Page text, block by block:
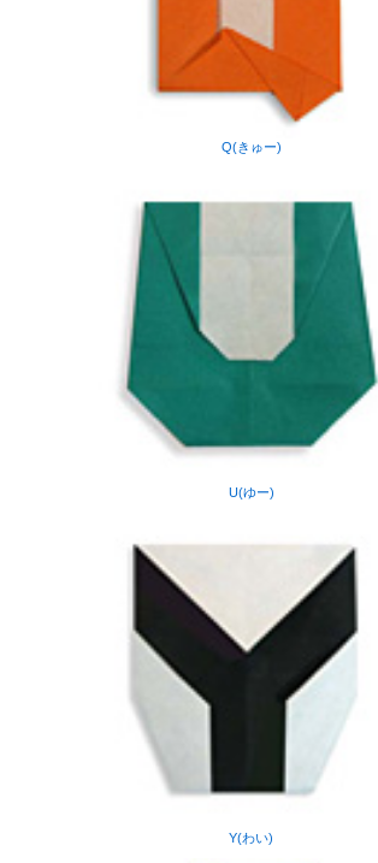
Q(きゅー)
U(ゆー)
Y(わい)